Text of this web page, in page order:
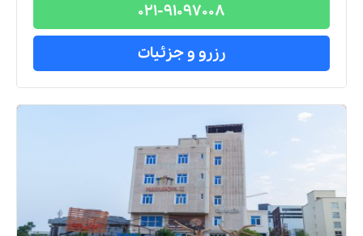
021-91097008
رزرو و جزئیات